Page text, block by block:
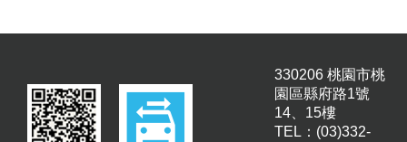
330206 桃園市桃
園區縣府路1號
14、15樓
TEL：(03)332-